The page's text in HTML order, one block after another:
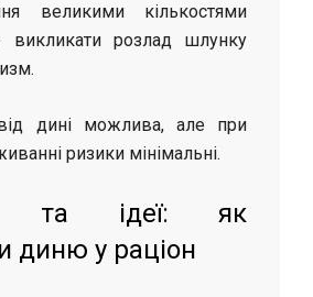
великими кількостями
розлад шлунку
дині можлива, але при
ризики мінімальні.
та ідеї: як
диню у раціон